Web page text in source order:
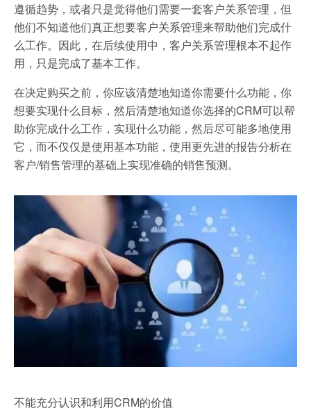
遵循趋势，或者只是觉得他们需要一套客户关系管理，但
他们不知道他们真正想要客户关系管理来帮助他们完成什
么工作。因此，在后续使用中，客户关系管理根本不起作
用，只是完成了基本工作。
在决定购买之前，你应该清楚地知道你需要什么功能，你
想要实现什么目标，然后清楚地知道你选择的CRM可以帮
助你完成什么工作，实现什么功能，然后尽可能多地使用
它，而不仅仅是使用基本功能，使用更先进的报告分析在
客户/销售管理的基础上实现准确的销售预测。
不能充分认识和利用CRM的价值